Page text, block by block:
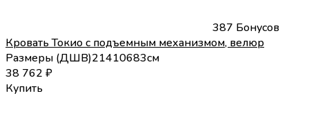
387 Бонусов
Кровать Токио с подъемным механизмом, велюр
Размеры (ДШВ)21410683см
38 762 ₽
Купить